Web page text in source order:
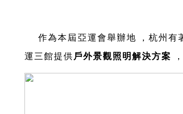
作為本屆亞運會舉辦地，杭州有
運三館提供 戶外景觀照明解決方案